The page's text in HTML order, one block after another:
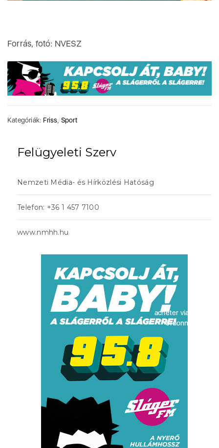
Forrás, fotó: NVESZ
Kategóriák: Friss Sport
Felügyeleti Szerv
Nemzeti Média- és Hírközlési Hatóság
Telefon: +36 1 457 7100
www.nmhh.hu
acheter viagra sans
ordonnance